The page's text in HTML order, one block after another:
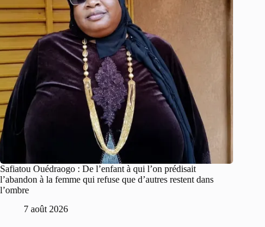
Safiatou Ouédraogo : De l’enfant à qui l’on prédisait
l’abandon à la femme qui refuse que d’autres restent dans
l’ombre
7 août 2026